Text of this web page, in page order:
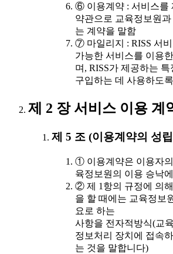
⑥ 이용계약 : 서비스를
약관으로 교육정보원
는 계약을 말함
⑦ 마일리지 : RISS 서
가능한 서비스를 이용
며, RISS가 제공하는
구입하는 데 사용하도
제 2 장 서비스 이용 계
제 5 조 (이용계약의 성
① 이용계약은 이용자
육정보원의 이용 승낙
② 제 1항의 규정에 의
을 할 때에는 교육정보
요로 하는
사항을 전자적방식(교
정보처리 장치에 접속
는 것을 말합니다)